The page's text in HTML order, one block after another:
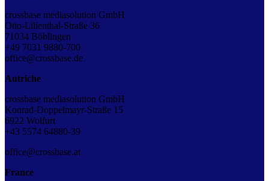
crossbase mediasolution GmbH
Otto-Lilienthal-Straße 36
71034 Böblingen
+49 7031 9880-700
office@crossbase.de
Autriche
crossbase mediasolution GmbH
Konrad-Doppelmayr-Straße 15
6922 Wolfurt
+43 5574 64880-39
office@crossbase.at
France